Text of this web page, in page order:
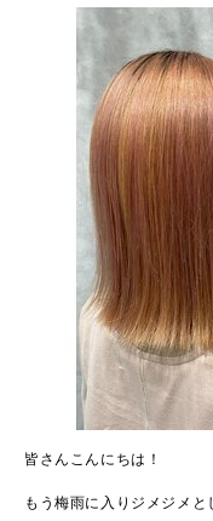
皆さんこんにちは！
もう梅雨に入りジメジメと